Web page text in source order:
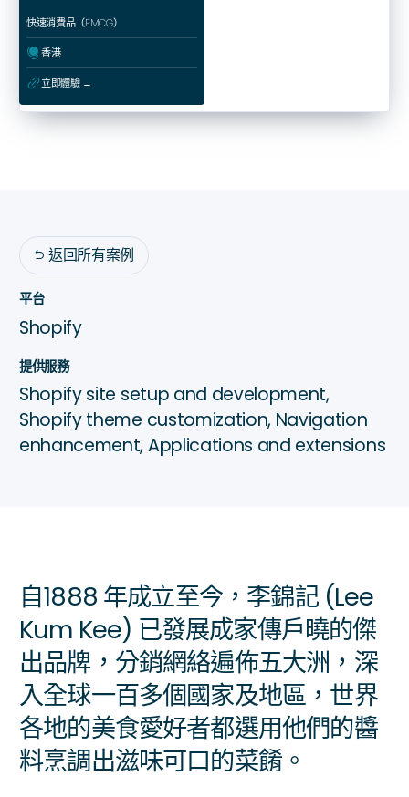
快速消費品（FMCG）
ﱰ香港
ﳀ立即體驗 →
 返回所有案例
平台
Shopify
提供服務
Shopify site setup and development,
Shopify theme customization, Navigation
enhancement, Applications and extensions
自1888 年成立至今，李錦記 (Lee
Kum Kee) 已發展成家傳戶曉的傑
出品牌，分銷網絡遍佈五大洲，深
入全球一百多個國家及地區，世界
各地的美食愛好者都選用他們的醬
料烹調出滋味可口的菜餚。